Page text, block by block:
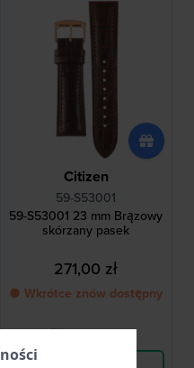
Citizen
59-S53001
59-S53001 23 mm Brązowy
skórzany pasek
271,00 zł
● Wkrótce znów dostępny